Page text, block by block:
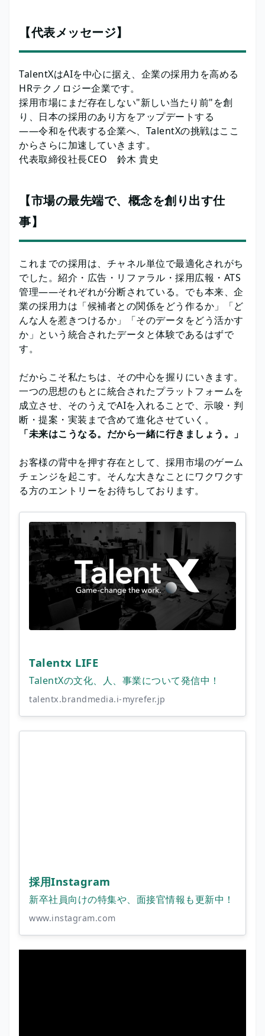
【代表メッセージ】
TalentXはAIを中心に据え、企業の採用力を高める
HRテクノロジー企業です。
採用市場にまだ存在しない"新しい当たり前"を創
り、日本の採用のあり方をアップデートする
——令和を代表する企業へ、TalentXの挑戦はここ
からさらに加速していきます。
代表取締役社長CEO 鈴木 貴史
【市場の最先端で、概念を創り出す仕
事】
これまでの採用は、チャネル単位で最適化されがち
でした。紹介・広告・リファラル・採用広報・ATS
管理——それぞれが分断されている。でも本来、企
業の採用力は「候補者との関係をどう作るか」「ど
んな人を惹きつけるか」「そのデータをどう活かす
か」という統合されたデータと体験であるはずで
す。
だからこそ私たちは、その中心を握りにいきます。
一つの思想のもとに統合されたプラットフォームを
成立させ、そのうえでAIを入れることで、示唆・判
断・提案・実装まで含めて進化させていく。
「未来はこうなる。だから一緒に行きましょう。」
お客様の背中を押す存在として、採用市場のゲーム
チェンジを起こす。そんな大きなことにワクワクす
る方のエントリーをお待ちしております。
Talentx LIFE
TalentXの文化、人、事業について発信中！
talentx.brandmedia.i-myrefer.jp
採用Instagram
新卒社員向けの特集や、面接官情報も更新中！
www.instagram.com